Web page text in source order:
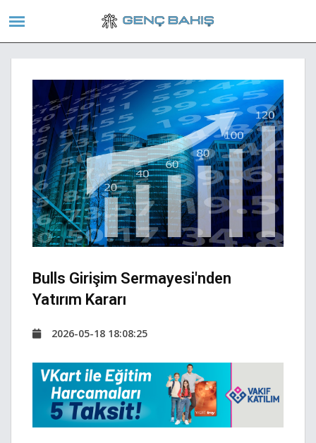
Bulls Girişim Sermayesi'nden
Yatırım Kararı
2026-05-18 18:08:25